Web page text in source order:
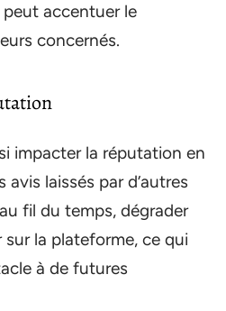
peut accentuer le
concernés.
impacter la réputation en
laissés par d’autres
fil du temps, dégrader
sur la plateforme, ce qui
à de futures